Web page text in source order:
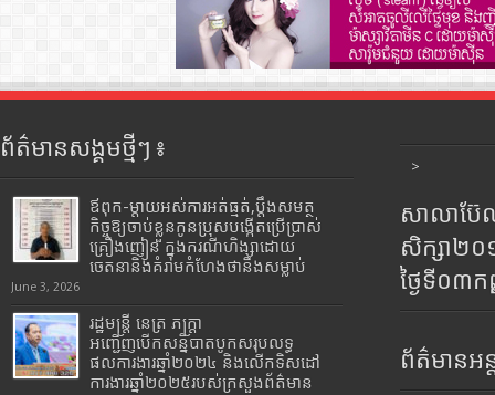
ព័ត៌មានសង្គមថ្មីៗ ៖
ឪពុក-ម្ដាយអស់ការអត់ធ្មត់,ប្ដឹងសមត្ថ
កិច្ចឱ្យចាប់ខ្លួនកូនប្រុសបង្កើតប្រើប្រាស់
គ្រឿងញៀន ក្នុងករណីហិង្សាដោយ
ចេតនានិងគំរាមកំហែងថានឹងសម្លាប់
June 3, 2026
រដ្ឋមន្រ្តី​ នេត្រ​ ភក្ត្រា​
អញ្ជើញបើកសន្និបាតបូកសរុបលទ្ធ
ផលការងារឆ្នាំ២០២៤ និងលើកទិសដៅ
ការងារឆ្នាំ២០២៥របស់​ក្រសួង​ព័ត៌មាន​
>
សាលាប៊ែ
សិក្សា២
ថ្ងៃទី០៣
ព័ត៌មានអន្